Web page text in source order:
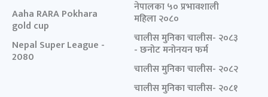
Aaha RARA Pokhara
gold cup
Nepal Super League -
2080
नेपालका ५० प्रभावशाली
महिला २०८०
चालीस मुनिका चालीस- २०८३
- छनोट मनोनयन फर्म
चालीस मुनिका चालीस- २०८२
चालीस मुनिका चालीस- २०८१